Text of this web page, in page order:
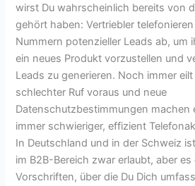
wirst Du wahrscheinlich bereits von
gehört haben: Vertriebler
Nummern potenzieller Leads ab, um
ein neues Produkt vorzustellen und
Leads zu generieren. Noch immer
schlechter Ruf voraus und neue
Datenschutzbestimmungen machen
immer schwieriger, effizient
In Deutschland und in der Schweiz
im B2B-Bereich zwar erlaubt, aber
Vorschriften, über die Du Dich